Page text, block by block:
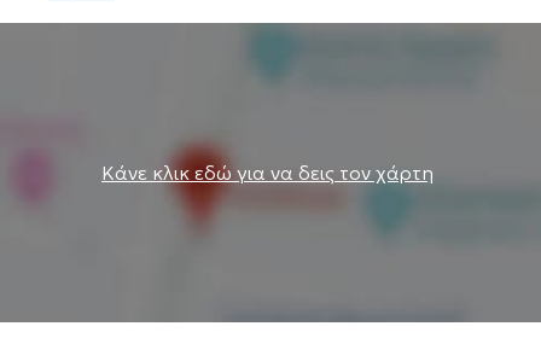
Κάνε κλικ εδώ για να δεις τον χάρτη